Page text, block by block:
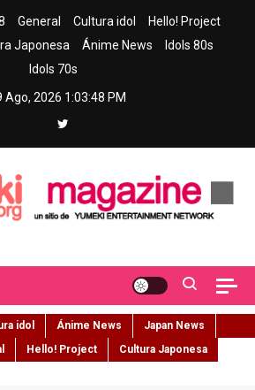
General Cultura idol
Hello! Project
Japonesa Ánime News
Idols 80s
Idols 70s
Ago, 2026 1:03:49 PM
idol Ánime News
Japan News
Hello! Project
Cultura Japonesa